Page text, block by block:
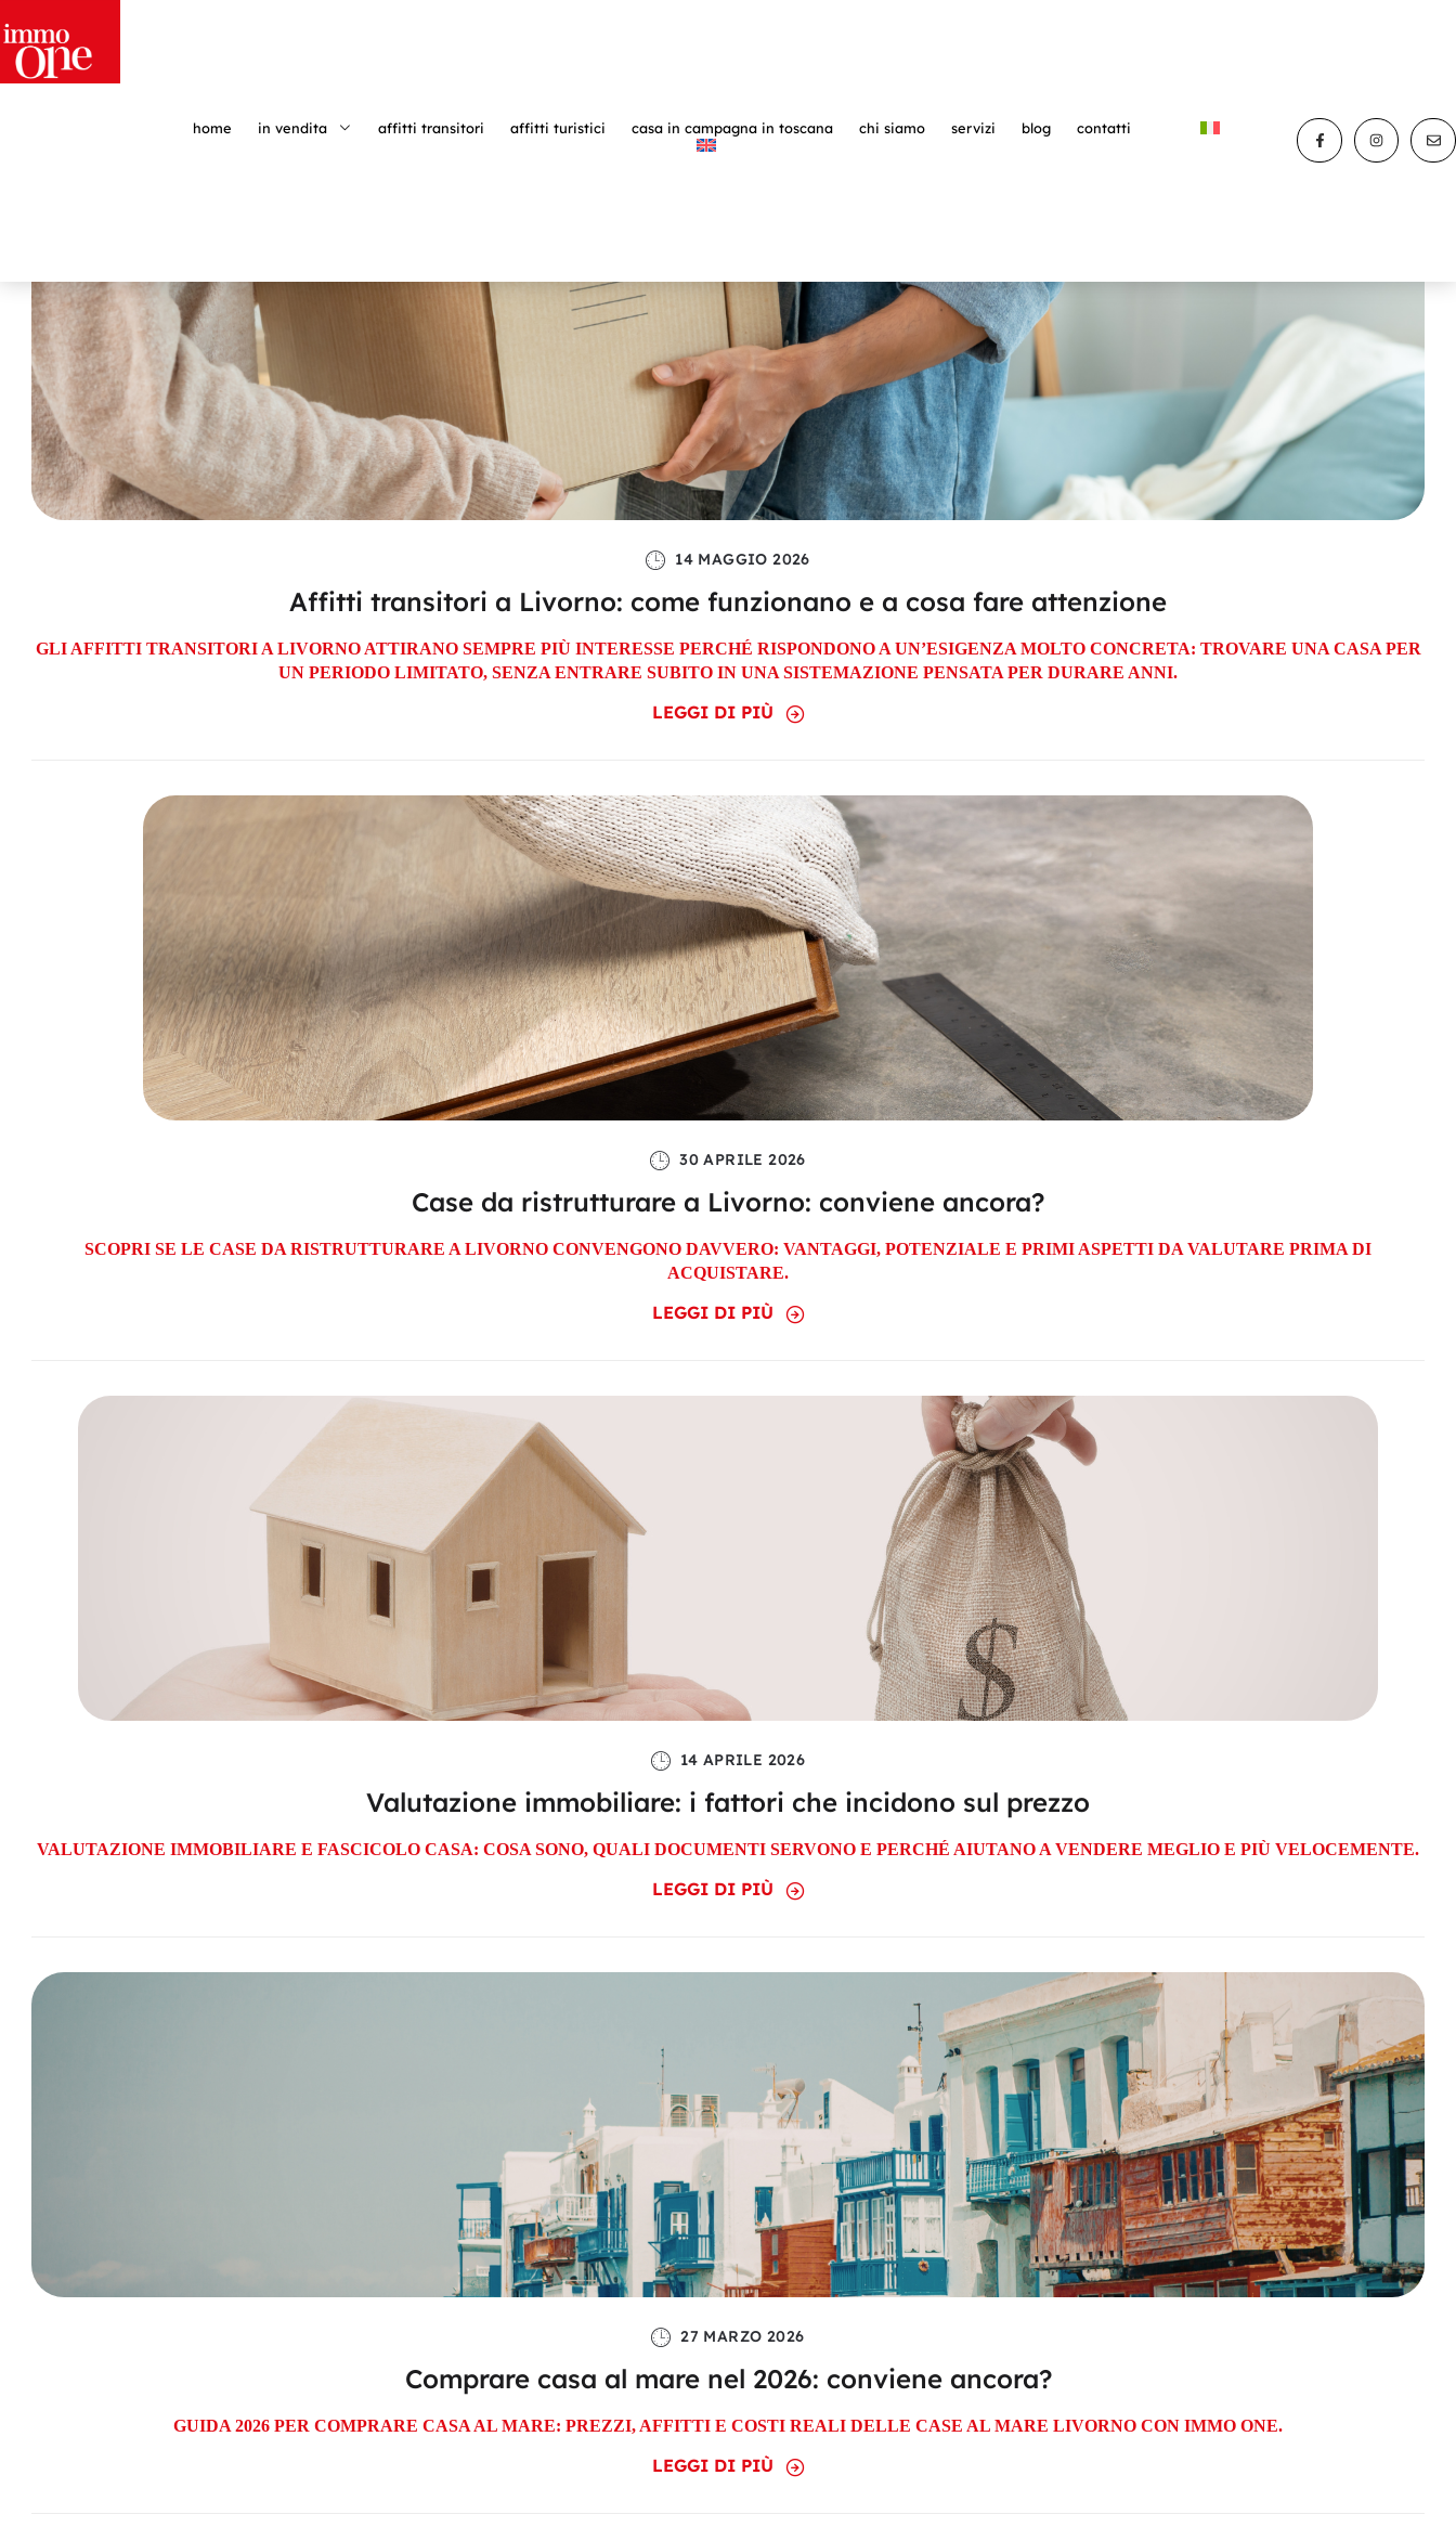
home in vendita affitti transitori affitti turistici casa in campagna in toscana chi siamo servizi blog contatti
14 MAGGIO 2026
Affitti transitori a Livorno: come funzionano e a cosa fare attenzione
GLI AFFITTI TRANSITORI A LIVORNO ATTIRANO SEMPRE PIÙ INTERESSE PERCHÉ RISPONDONO A UN’ESIGENZA MOLTO CONCRETA: TROVARE UNA CASA PER
UN PERIODO LIMITATO, SENZA ENTRARE SUBITO IN UNA SISTEMAZIONE PENSATA PER DURARE ANNI.
LEGGI DI PIÙ
30 APRILE 2026
Case da ristrutturare a Livorno: conviene ancora?
SCOPRI SE LE CASE DA RISTRUTTURARE A LIVORNO CONVENGONO DAVVERO: VANTAGGI, POTENZIALE E PRIMI ASPETTI DA VALUTARE PRIMA DI
ACQUISTARE.
LEGGI DI PIÙ
14 APRILE 2026
Valutazione immobiliare: i fattori che incidono sul prezzo
VALUTAZIONE IMMOBILIARE E FASCICOLO CASA: COSA SONO, QUALI DOCUMENTI SERVONO E PERCHÉ AIUTANO A VENDERE MEGLIO E PIÙ VELOCEMENTE.
LEGGI DI PIÙ
27 MARZO 2026
Comprare casa al mare nel 2026: conviene ancora?
GUIDA 2026 PER COMPRARE CASA AL MARE: PREZZI, AFFITTI E COSTI REALI DELLE CASE AL MARE LIVORNO CON IMMO ONE.
LEGGI DI PIÙ